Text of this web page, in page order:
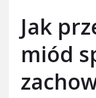
Jak
miód